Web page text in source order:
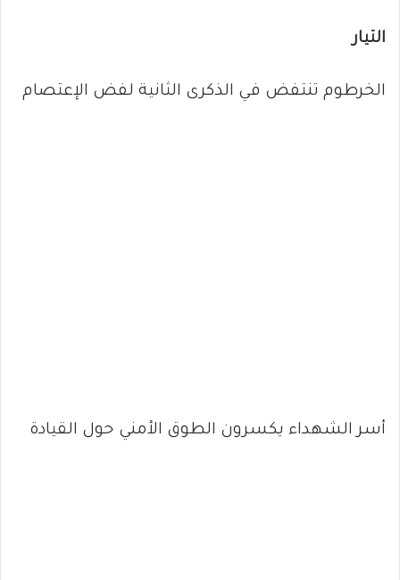
التيار
الخرطوم تنتفض في الذكرى الثانية لفض الإعتصام
أسر الشهداء يكسرون الطوق الأمني حول القيادة